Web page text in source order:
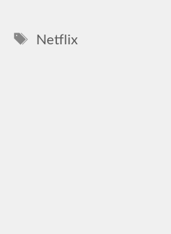
Címkék
Netflix